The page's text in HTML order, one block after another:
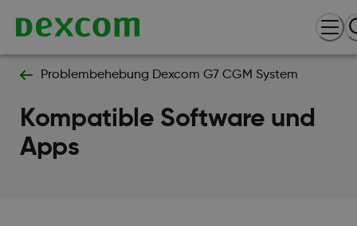
Problembehebung Dexcom G7 CGM System
Kompatible Software und
Apps